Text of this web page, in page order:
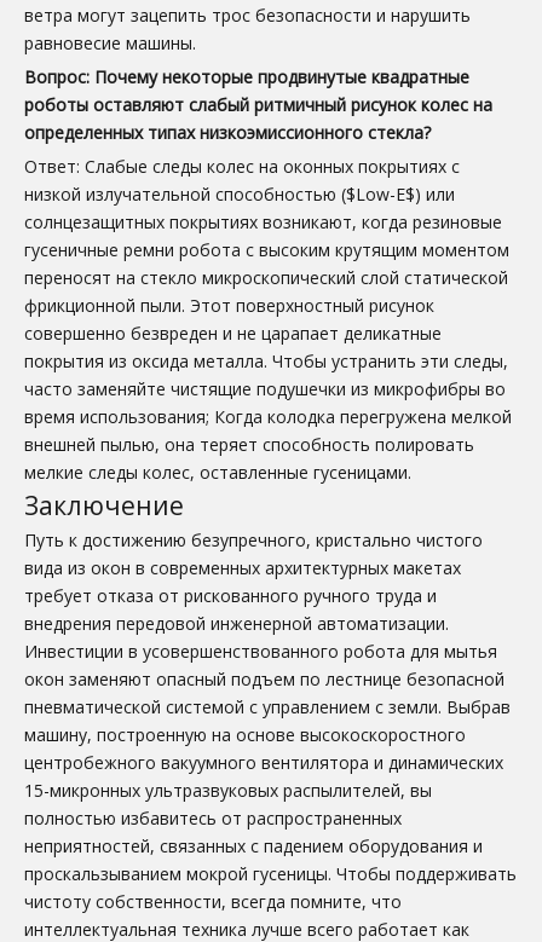
ветра могут зацепить трос безопасности и нарушить
равновесие машины.
Вопрос: Почему некоторые продвинутые квадратные
роботы оставляют слабый ритмичный рисунок колес на
определенных типах низкоэмиссионного стекла?
Ответ: Слабые следы колес на оконных покрытиях с
низкой излучательной способностью ($Low-E$) или
солнцезащитных покрытиях возникают, когда резиновые
гусеничные ремни робота с высоким крутящим моментом
переносят на стекло микроскопический слой статической
фрикционной пыли. Этот поверхностный рисунок
совершенно безвреден и не царапает деликатные
покрытия из оксида металла. Чтобы устранить эти следы,
часто заменяйте чистящие подушечки из микрофибры во
время использования; Когда колодка перегружена мелкой
внешней пылью, она теряет способность полировать
мелкие следы колес, оставленные гусеницами.
Заключение
Путь к достижению безупречного, кристально чистого
вида из окон в современных архитектурных макетах
требует отказа от рискованного ручного труда и
внедрения передовой инженерной автоматизации.
Инвестиции в усовершенствованного робота для мытья
окон заменяют опасный подъем по лестнице безопасной
пневматической системой с управлением с земли. Выбрав
машину, построенную на основе высокоскоростного
центробежного вакуумного вентилятора и динамических
15-микронных ультразвуковых распылителей, вы
полностью избавитесь от распространенных
неприятностей, связанных с падением оборудования и
проскальзыванием мокрой гусеницы. Чтобы поддерживать
чистоту собственности, всегда помните, что
интеллектуальная техника лучше всего работает как